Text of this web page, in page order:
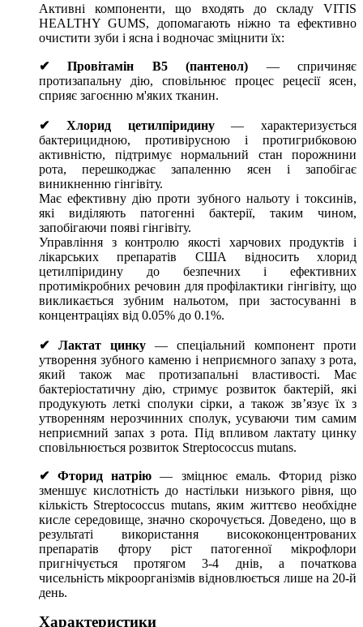
Активні компоненти, що входять до складу VITIS
HEALTHY GUMS, допомагають ніжно та ефективно
очистити зуби і ясна і водночас зміцнити їх:
✔ Провітамін B5 (пантенол) — спричиняє
протизапальну дію, сповільнює процес рецесії ясен,
сприяє загоєнню м'яких тканин.
✔ Хлорид цетилпіридину— характеризується
бактерицидною, противірусною і протигрибковою
активністю, підтримує нормальний стан порожнини
рота, перешкоджає запаленню ясен і запобігає
виникненню гінгівіту.
Має ефективну дію проти зубного нальоту і токсинів,
які виділяють патогенні бактерії, таким чином,
запобігаючи появі гінгівіту.
Управління з контролю якості харчових продуктів і
лікарських препаратів США відносить хлорид
цетилпіридину до безпечних і ефективних
протимікробних речовин для профілактики гінгівіту, що
викликається зубним нальотом, при застосуванні в
концентраціях від 0.05% до 0.1%.
✔ Лактат цинку — спеціальний компонент проти
утворення зубного каменю і неприємного запаху з рота,
який також має протизапальні властивості. Має
бактеріостатичну дію, стримує розвиток бактерій, які
продукують леткі сполуки сірки, а також зв’язує їх з
утворенням нерозчинних сполук, усуваючи тим самим
неприємний запах з рота. Під впливом лактату цинку
сповільнюється розвиток Streptococcus mutans.
✔ Фторид натрію— зміцнює емаль. Фторид різко
зменшує кислотність до настільки низького рівня, що
кількість Streptococcus mutans, яким життєво необхідне
кисле середовище, значно скорочується. Доведено, що в
результаті використання висококонцентрованих
препаратів фтору ріст патогенної мікрофлори
пригнічується протягом 3-4 днів, а початкова
чисельність мікроорганізмів відновлюється лише на 20-й
день.
Характеристики